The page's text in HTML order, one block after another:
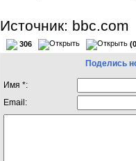
Источник: bbc.com
306
Поделись
Имя *:
Email: